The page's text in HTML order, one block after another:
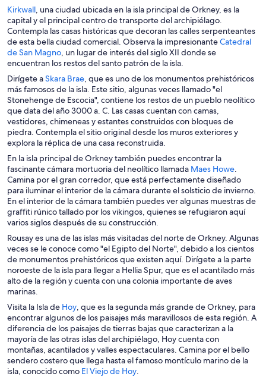
KirkwallS
e
a
b
r
e
n
u
n
a
n
u
e
v
a
v
e
n
t
a
a
, una ciudad ubicada en la isla principal de Orkney, es la
capital y el principal centro de transporte del archipiélago.
Contempla las casas históricas que decoran las calles serpenteantes
de esta bella ciudad comercial. Observa la impresionanteCatedral
de San MagnoS
e
b
r
e
e
n
u
n
a
n
u
e
v
a
v
e
n
t
a
n
a
, un lugar de interés del siglo XII donde se
encuentran los restos del santo patrón de la isla.
Dirígete aSkara BraeS
e
a
b
r
e
e
u
n
a
n
u
e
v
a
v
e
n
t
a
, que es uno de los monumentos prehistóricos
más famosos de la isla. Este sitio, algunas veces llamado "el
Stonehenge de Escocia", contiene los restos de un pueblo neolítico
que data del año 3000 a. C. Las casas cuentan con camas,
vestidores, chimeneas y estantes construidos con bloques de
piedra. Contempla el sitio original desde los muros exteriores y
explora la réplica de una casa reconstruida.
En la isla principal de Orkney también puedes encontrar la
fascinante cámara mortuoria del neolítico llamada Maes HoweS
e
a
b
r
n
u
n
a
e
v
e
n
Camina por el gran corredor, que está perfectamente diseñado
para iluminar el interior de la cámara durante el solsticio de invierno.
En el interior de la cámara también puedes ver algunas muestras de
graffiti rúnico tallado por los vikingos, quienes se refugiaron aquí
varios siglos después de su construcción.
Rousay es una de las islas más visitadas del norte de Orkney. Algunas
veces se le conoce como "el Egipto del Norte", debido a los cientos
de monumentos prehistóricos que existen aquí. Dirígete a la parte
noroeste de la isla para llegar a Hellia Spur, que es el acantilado más
alto de la región y cuenta con una colonia importante de aves
marinas.
Visita la Isla de HoyS
e
a
b
r
e
e
, que es la segunda más grande de Orkney, para
encontrar algunos de los paisajes más maravillosos de esta región. A
diferencia de los paisajes de tierras bajas que caracterizan a la
mayoría de las otras islas del archipiélago, Hoy cuenta con
montañas, acantilados y valles espectaculares. Camina por el bello
sendero costero que llega hasta el famoso montículo marino de la
isla, conocido como El Viejo de HoyS